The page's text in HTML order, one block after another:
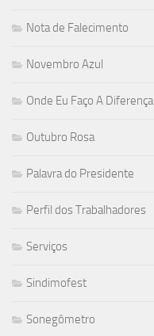
Nota de Falecimento
Novembro Azul
Onde Eu Faço A Diferença
Outubro Rosa
Palavra do Presidente
Perfil dos Trabalhadores
Serviços
Sindimofest
Sonegômetro